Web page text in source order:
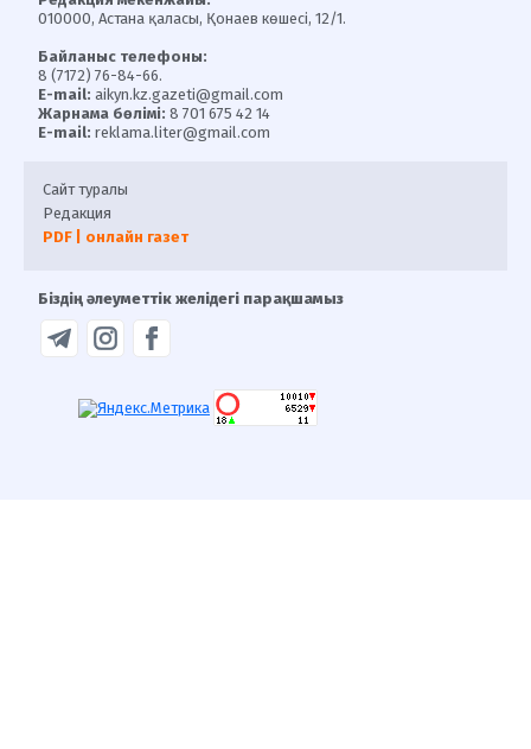
010000, Астана қаласы, Қонаев көшесі, 12/1.
Байланыс телефоны:
8 (7172) 76-84-66.
E-mail: aikyn.kz.gazeti@gmail.com
Жарнама бөлімі: 8 701 675 42 14
E-mail: reklama.liter@gmail.com
Сайт туралы
Редакция
PDF | онлайн газет
Біздің әлеуметтік желідегі парақшамыз